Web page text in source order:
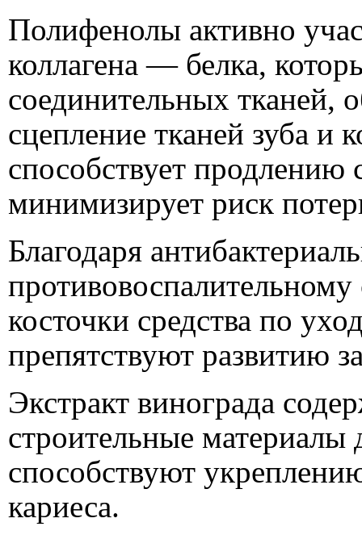
Полифенолы активно
коллагена — белка,
соединительных тканей,
сцепление тканей зуба и
способствует
минимизирует риск
Благодаря
косточки средства по
препятствуют развитию
Экстракт винограда
строительные материалы
способствуют
кариеса.